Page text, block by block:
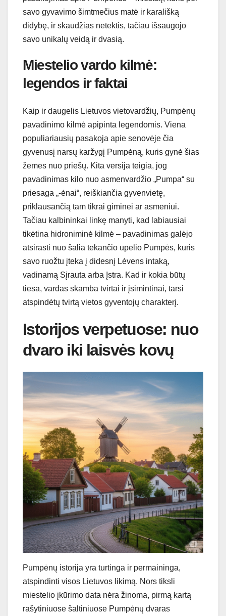
savo gyvavimo šimtmečius matė ir karališką
didybę, ir skaudžias netektis, tačiau išsaugojo
savo unikalų veidą ir dvasią.
Miestelio vardo kilmė:
legendos ir faktai
Kaip ir daugelis Lietuvos vietovardžių, Pumpėnų
pavadinimo kilmė apipinta legendomis. Viena
populiariausių pasakoja apie senovėje čia
gyvenusį narsų karžygį Pumpėną, kuris gynė šias
žemes nuo priešų. Kita versija teigia, jog
pavadinimas kilo nuo asmenvardžio „Pumpa“ su
priesaga „-ėnai“, reiškiančia gyvenvietę,
priklausančią tam tikrai giminei ar asmeniui.
Tačiau kalbininkai linkę manyti, kad labiausiai
tikėtina hidroniminė kilmė – pavadinimas galėjo
atsirasti nuo šalia tekančio upelio Pumpės, kuris
savo ruožtu įteka į didesnį Lėvens intaką,
vadinamą Sįrauta arba Įstra. Kad ir kokia būtų
tiesa, vardas skamba tvirtai ir įsimintinai, tarsi
atspindėtų tvirtą vietos gyventojų charakterį.
Istorijos verpetuose: nuo
dvaro iki laisvės kovų
Pumpėnų istorija yra turtinga ir permaininga,
atspindinti visos Lietuvos likimą. Nors tiksli
miestelio įkūrimo data nėra žinoma, pirmą kartą
rašytiniuose šaltiniuose Pumpėnų dvaras